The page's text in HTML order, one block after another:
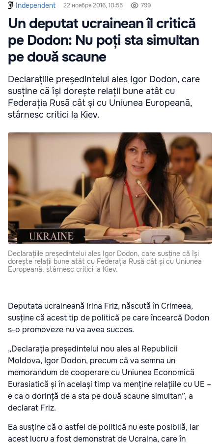
Independent 22 ноября 2016, 10:55 799
Un deputat ucrainean îl critică
pe Dodon: Nu poți sta simultan
pe două scaune
Declarațiile președintelui ales Igor Dodon, care
susține că își dorește relații bune atât cu
Federația Rusă cât și cu Uniunea Europeană,
stârnesc critici la Kiev.
Declarațiile președintelui ales Igor Dodon, care susține că își
dorește relații bune atât cu Federația Rusă cât și cu Uniunea
Europeană, stârnesc critici la Kiev.
Deputata ucraineană Irina Friz, născută în Crimeea,
susține că acest tip de politică pe care încearcă Dodon
s-o promoveze nu va avea succes.
„Declarația președintelui nou ales al Republicii
Moldova, Igor Dodon, precum că va semna un
memorandum de cooperare cu Uniunea Economică
Eurasiatică și în același timp va menține relațiile cu UE –
e ca o dorință de a sta pe două scaune simultan”, a
declarat Friz.
Ea susține că o astfel de politică nu este posibilă, iar
acest lucru a fost demonstrat de Ucraina, care în